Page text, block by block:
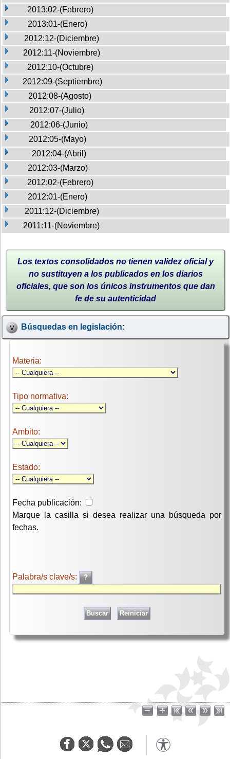
2013:02-(Febrero)
2013:01-(Enero)
2012:12-(Diciembre)
2012:11-(Noviembre)
2012:10-(Octubre)
2012:09-(Septiembre)
2012:08-(Agosto)
2012:07-(Julio)
2012:06-(Junio)
2012:05-(Mayo)
2012:04-(Abril)
2012:03-(Marzo)
2012:02-(Febrero)
2012:01-(Enero)
2011:12-(Diciembre)
2011:11-(Noviembre)
Los textos consolidados no tienen validez oficial y
no sustituyen a los publicados en los diarios
oficiales, que son los únicos instrumentos que dan
fe de su autenticidad
Búsquedas en legislación:
Materia:
Tipo normativa:
Ambito:
Estado:
Fecha publicación:
Marque la casilla si desea realizar una búsqueda por
fechas.
Palabra/s clave/s: